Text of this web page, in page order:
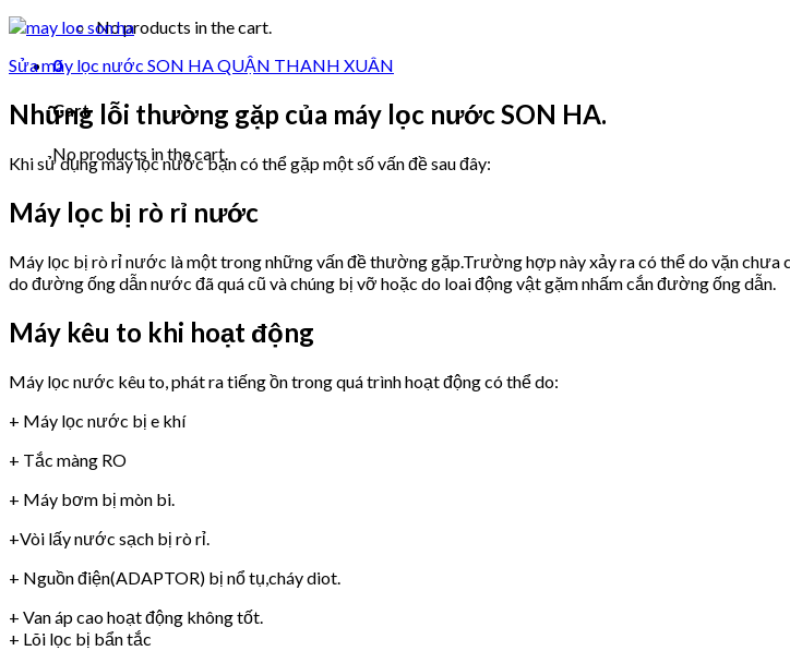
No products in the cart.
0
Cart
No products in the cart.
Sửa máy lọc nước SON HA QUẬN THANH XUÂN
Những lỗi thường gặp của máy lọc nước SON HA.
Khi sử dụng máy lọc nước bạn có thể gặp một số vấn đề sau đây:
Máy lọc bị rò rỉ nước
Máy lọc bị rò rỉ nước là một trong những vấn đề thường gặp.Trường hợp này xảy ra có thể do vặn
do đường ống dẫn nước đã quá cũ và chúng bị vỡ hoặc do loai động vật gặm nhấm cắn đường ống dẫn.
Máy kêu to khi hoạt động
Máy lọc nước kêu to, phát ra tiếng ồn trong quá trình hoạt động có thể do:
+ Máy lọc nước bị e khí
+ Tắc màng RO
+ Máy bơm bị mòn bi.
+Vòi lấy nước sạch bị rò rỉ.
+ Nguồn điện(ADAPTOR) bị nổ tụ,cháy diot.
+ Van áp cao hoạt động không tốt.
+ Lõi lọc bị bẩn tắc